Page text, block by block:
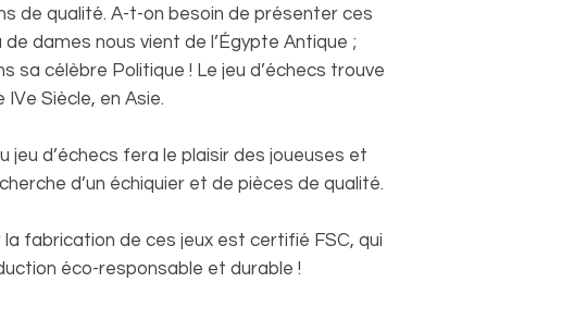
de qualité. A-t-on besoin de présenter ces
de dames nous vient de l’Égypte Antique ;
sa célèbre Politique ! Le jeu d’échecs trouve
Siècle, en Asie.
jeu d’échecs fera le plaisir des joueuses et
d’un échiquier et de pièces de qualité.
la fabrication de ces jeux est certifié FSC, qui
éco-responsable et durable !